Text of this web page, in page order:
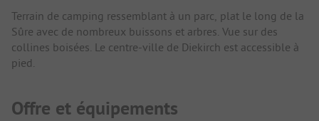
Terrain de camping ressemblant à un parc, plat le long de la
Sûre avec de nombreux buissons et arbres. Vue sur des
collines boisées. Le centre-ville de Diekirch est accessible à
pied.
Offre et équipements